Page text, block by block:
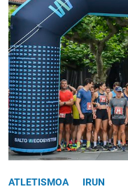
ATLETISMOA IRUN